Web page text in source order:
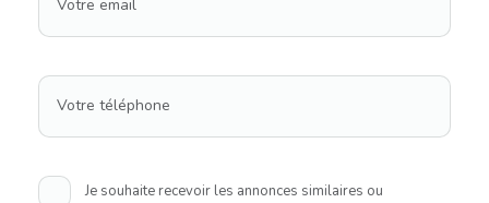
Votre email
Votre téléphone
Je souhaite recevoir les annonces similaires ou